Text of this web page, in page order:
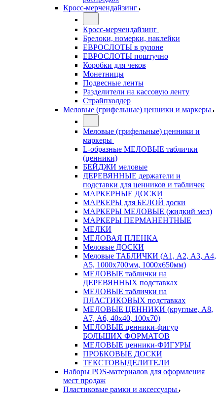
Кросс-мерчендайзинг
Кросс-мерчендайзинг
Брелоки, номерки, наклейки
ЕВРОСЛОТЫ в рулоне
ЕВРОСЛОТЫ поштучно
Коробки для чеков
Монетницы
Подвесные ленты
Разделители на кассовую ленту
Страйпхолдер
Меловые (грифельные) ценники и маркеры
Меловые (грифельные) ценники и
маркеры
L-образные МЕЛОВЫЕ таблички
(ценники)
БЕЙДЖИ меловые
ДЕРЕВЯННЫЕ держатели и
подставки для ценников и табличек
МАРКЕРНЫЕ ДОСКИ
МАРКЕРЫ для БЕЛОЙ доски
МАРКЕРЫ МЕЛОВЫЕ (жидкий мел)
МАРКЕРЫ ПЕРМАНЕНТНЫЕ
МЕЛКИ
МЕЛОВАЯ ПЛЕНКА
Меловые ДОСКИ
Меловые ТАБЛИЧКИ (А1, А2, А3, А4,
А5, 1000х700мм, 1000х650мм)
МЕЛОВЫЕ таблички на
ДЕРЕВЯННЫХ подставках
МЕЛОВЫЕ таблички на
ПЛАСТИКОВЫХ подставках
МЕЛОВЫЕ ЦЕННИКИ (круглые, А8,
А7, А6, 40х40, 100х70)
МЕЛОВЫЕ ценники-фигур
БОЛЬШИХ ФОРМАТОВ
МЕЛОВЫЕ ценники-ФИГУРЫ
ПРОБКОВЫЕ ДОСКИ
ТЕКСТОВЫДЕЛИТЕЛИ
Наборы POS-материалов для оформления
мест продаж
Пластиковые рамки и аксессуары